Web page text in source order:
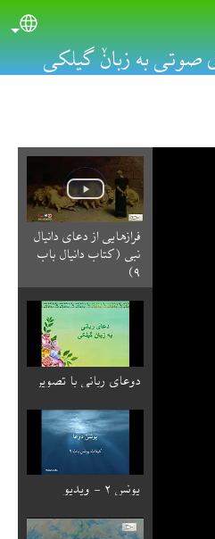
صوتی به زبانٚ گیلکی
فرازهایی از دعای دانیال
نبی (کتاب دانیال باب
۹)
دوعای ربانی با تصویر
یونس ۲ - ویدیو